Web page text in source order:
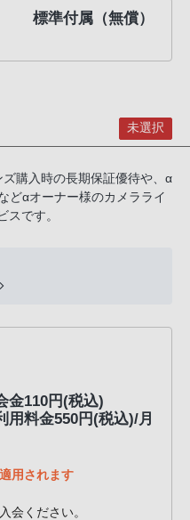
標準付属（無償）
未選択
ズ購入時の長期保証優待や、α
どαオーナー様のカメラライ
スです。
金110円(税込)
用料金550円(税込)/月
用されます
会ください。